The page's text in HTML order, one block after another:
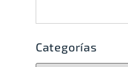
Categorías